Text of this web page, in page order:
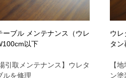
ーブル メンテナンス（ウレ
以下
引取メンテナンス】ウレタ
ルを修理
ウレ
タ
【
ン